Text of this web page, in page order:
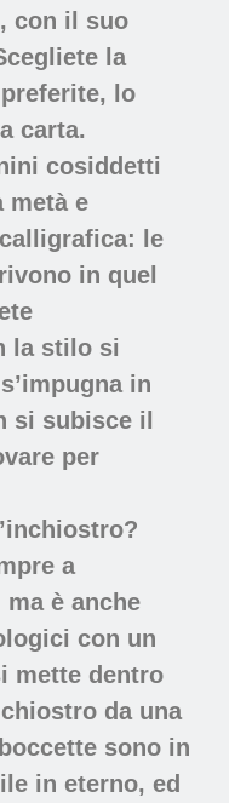
con il suo
la
lo
carta.
cosiddetti
metà e
le
in quel
la stilo si
in
si subisce il
per
a
è anche
con un
mette dentro
da una
sono in
in eterno, ed